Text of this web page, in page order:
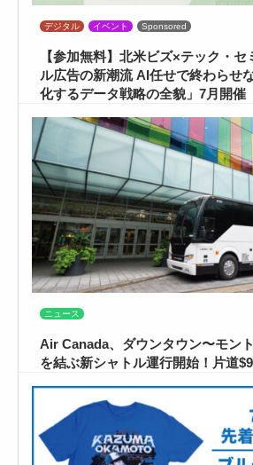
デジタル イベント Sponsored
【参加無料】北米ビズ×テック・セ
ル広告の新潮流 AI任せで終わらせ
化するデータ戦略の全貌」7月開催
ニュース
Air Canada、ダウンタウン〜モン
を結ぶ新シャトル運行開始！片道$9